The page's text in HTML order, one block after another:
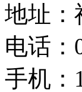
地址：
电话：
手机：